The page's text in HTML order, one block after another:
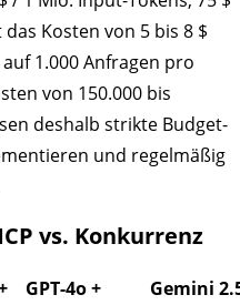
Kosten von 5 bis 8 $
1.000 Anfragen pro
von 150.000 bis
deshalb strikte Budget-
und regelmäßig
vs. Konkurrenz
GPT-4o +
Gemini